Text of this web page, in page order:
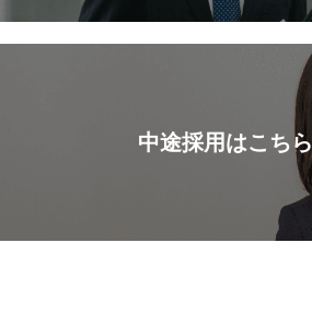
中途採用はこちら